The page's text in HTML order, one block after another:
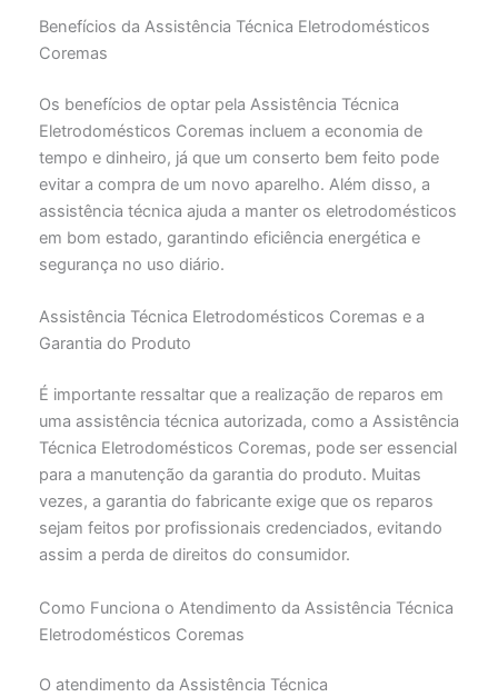
Benefícios da Assistência Técnica Eletrodomésticos
Coremas
Os benefícios de optar pela Assistência Técnica
Eletrodomésticos Coremas incluem a economia de
tempo e dinheiro, já que um conserto bem feito pode
evitar a compra de um novo aparelho. Além disso, a
assistência técnica ajuda a manter os eletrodomésticos
em bom estado, garantindo eficiência energética e
segurança no uso diário.
Assistência Técnica Eletrodomésticos Coremas e a
Garantia do Produto
É importante ressaltar que a realização de reparos em
uma assistência técnica autorizada, como a Assistência
Técnica Eletrodomésticos Coremas, pode ser essencial
para a manutenção da garantia do produto. Muitas
vezes, a garantia do fabricante exige que os reparos
sejam feitos por profissionais credenciados, evitando
assim a perda de direitos do consumidor.
Como Funciona o Atendimento da Assistência Técnica
Eletrodomésticos Coremas
O atendimento da Assistência Técnica